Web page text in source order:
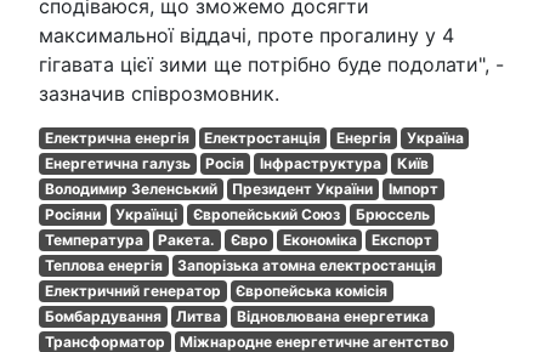
сподіваюся, що зможемо досягти
максимальної віддачі, проте прогалину у 4
гігавата цієї зими ще потрібно буде подолати", -
зазначив співрозмовник.
Електрична енергія Електростанція Енергія
Україна
Енергетична галузь
Росія Інфраструктура
Київ
Володимир Зеленський
Президент України
Імпорт
Росіяни
Українці Європейський Союз
Брюссель
Температура
Ракета. Євро Економіка
Експорт
Теплова енергія
Запорізька атомна електростанція
Електричний генератор
Європейська комісія
Бомбардування
Литва
Відновлювана енергетика
Трансформатор
Міжнародне енергетичне агентство